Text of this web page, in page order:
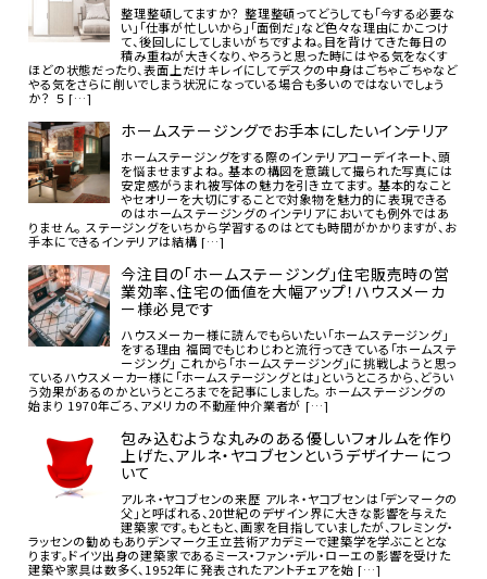
整理整頓してますか？ 整理整頓ってどうしても「今する必要な
い」「仕事が忙しいから」「面倒だ」など色々な理由にかこつけ
て、後回しにしてしまいがちですよね。目を背けてきた毎日の
積み重ねが大きくなり、やろうと思った時にはやる気をなくす
ほどの状態だったり、表面上だけキレイにしてデスクの中身はごちゃごちゃなど
やる気をさらに削いでしまう状況になっている場合も多いのではないでしょう
か？ ５ […]
ホームステージングでお手本にしたいインテリア
ホームステージングをする際のインテリアコーデイネート、頭
を悩ませますよね。 基本の構図を意識して撮られた写真には
安定感がうまれ被写体の魅力を引き立てます。 基本的なこと
やセオリーを大切にすることで対象物を魅力的に表現できる
のはホームステージングのインテリアにおいても例外ではあ
りません。 ステージングをいちから学習するのはとても時間がかかりますが、お
手本にできるインテリアは結構 […]
今注目の「ホームステージング」住宅販売時の営
業効率、住宅の価値を大幅アップ！ハウスメーカ
ー様必見です
ハウスメーカー様に読んでもらいたい「ホームステージング」
をする理由 福岡でもじわじわと流行ってきている「ホームステ
ージング」 これから「ホームステージング」に挑戦しようと思っ
ているハウスメーカー様に「ホームステージングとは」というところから、どうい
う効果があるのかというところまでを記事にしました。 ホームステージングの
始まり 1970年ごろ、アメリカの不動産仲介業者が […]
包み込むような丸みのある優しいフォルムを作り
上げた、アルネ・ヤコブセンというデザイナーにつ
いて
アルネ・ヤコブセンの来歴 アルネ・ヤコブセンは「デンマークの
父」と呼ばれる、20世紀のデザイン界に大きな影響を与えた
建築家です。もともと、画家を目指していましたが、フレミング・
ラッセンの勧めもありデンマーク王立芸術アカデミーで建築学を学ぶこととな
ります。ドイツ出身の建築家であるミース・ファン・デル・ローエの影響を受けた
建築や家具は数多く、1952年に発表されたアントチェアを始 […]